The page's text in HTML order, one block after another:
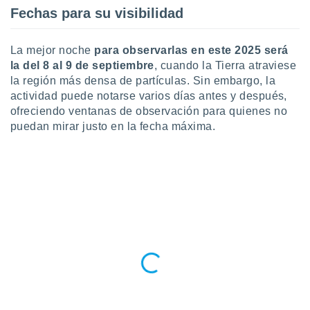
su
datos
momento
en
en
Fechas para su visibilidad
La mejor noche para observarlas en este 2025 será
la del 8 al 9 de septiembre, cuando la Tierra atraviese
la región más densa de partículas. Sin embargo, la
actividad puede notarse varios días antes y después,
ofreciendo ventanas de observación para quienes no
puedan mirar justo en la fecha máxima.